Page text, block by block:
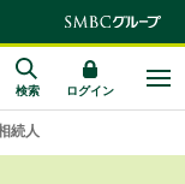
検索 ログイン
続人